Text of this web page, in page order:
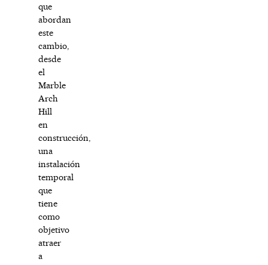
que
abordan
este
cambio,
desde
el
Marble
Arch
Hill
en
construcción,
una
instalación
temporal
que
tiene
como
objetivo
atraer
a